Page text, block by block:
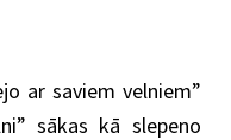
ar saviem velniem”
sākas kā slepeno